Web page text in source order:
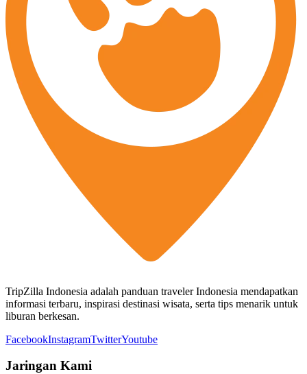
TripZilla Indonesia adalah panduan traveler Indonesia mendapatkan
informasi terbaru, inspirasi destinasi wisata, serta tips menarik untuk
liburan berkesan.
FacebookInstagramTwitterYoutube
Jaringan Kami